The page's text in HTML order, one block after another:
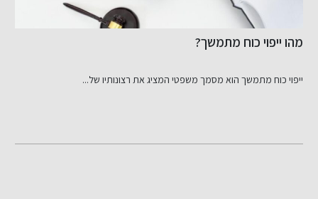
מהו ייפוי כוח מתמשך?
ייפוי כוח מתמשך הוא מסמך משפטי המציג את רצונותיו של...